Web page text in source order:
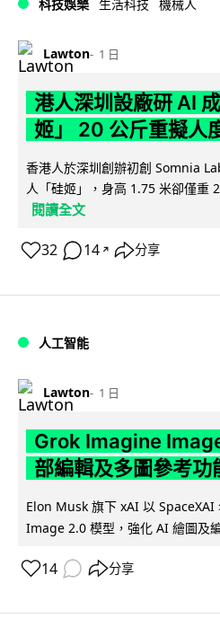
科技娛樂 生活科技 機械人
Lawton 1 日
港人深圳設廠研 AI
姬」 20 公斤重擬人
香港人於深圳創辦初創 Somnia
人「硅姬」，身高 1.75 米卻僅重
閱讀全文
32 14 ↗ 分享
人工智能
Lawton 1 日
Grok Imagine
部編輯及多圖參考功
Elon Musk 旗下 xAI 以
Image 2.0 模型，強化 AI 繪圖及
14 分享